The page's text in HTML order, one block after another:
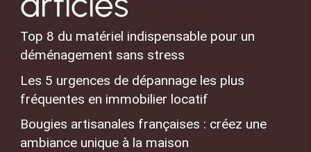
Top 8 du matériel indispensable pour un
déménagement sans stress
Les 5 urgences de dépannage les plus
fréquentes en immobilier locatif
Bougies artisanales françaises : créez une
ambiance unique à la maison